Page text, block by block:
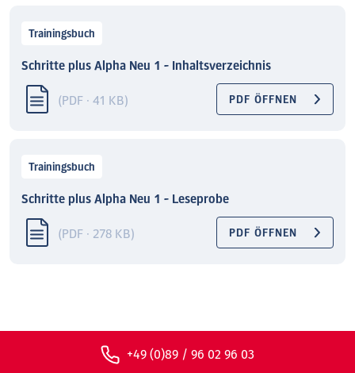
Trainingsbuch
Schritte plus Alpha Neu 1 - Inhaltsverzeichnis
(PDF · 41 KB) PDF ÖFFNEN
Trainingsbuch
Schritte plus Alpha Neu 1 - Leseprobe
(PDF · 278 KB) PDF ÖFFNEN
+49 (0)89 / 96 02 96 03